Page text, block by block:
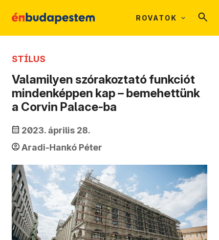
ROVATOK
STÍLUS
Valamilyen szórakoztató funkciót
mindenképpen kap – bemehettünk
a Corvin Palace-ba
2023. április 28.
Aradi-Hankó Péter